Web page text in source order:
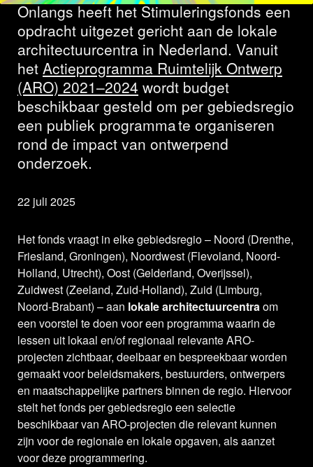
Onlangs heeft het Stimuleringsfonds een
opdracht uitgezet gericht aan de lokale
architectuurcentra in Nederland. Vanuit
het Actieprogramma Ruimtelijk Ontwerp
(ARO) 2021–2024 wordt budget
beschikbaar gesteld om per gebiedsregio
een publiek programma te organiseren
rond de impact van ontwerpend
onderzoek.
22 juli 2025
Het fonds vraagt in elke gebiedsregio – Noord (Drenthe,
Friesland, Groningen), Noordwest (Flevoland, Noord-
Holland, Utrecht), Oost (Gelderland, Overijssel),
Zuidwest (Zeeland, Zuid-Holland), Zuid (Limburg,
Noord-Brabant) – aan lokale architectuurcentraom
een voorstel te doen voor een programma waarin de
lessen uit lokaal en/of regionaal relevante ARO-
projecten zichtbaar, deelbaar en bespreekbaar worden
gemaakt voor beleidsmakers, bestuurders, ontwerpers
en maatschappelijke partners binnen de regio. Hiervoor
stelt het fonds per gebiedsregio een selectie
beschikbaar van ARO-projecten die relevant kunnen
zijn voor de regionale en lokale opgaven, als aanzet
voor deze programmering.